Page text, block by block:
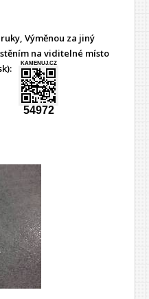
Výměnou za jiný
na viditelné místo
KAMENUJ.CZ
54972